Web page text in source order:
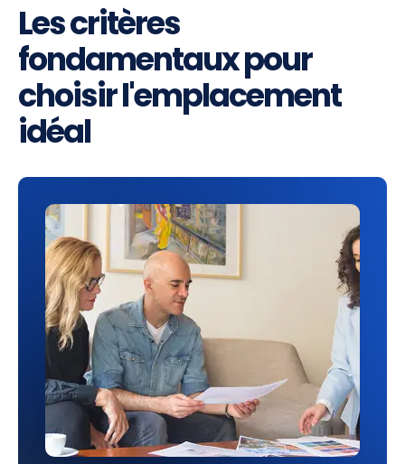
Les critères
fondamentaux pour
choisir l'emplacement
idéal